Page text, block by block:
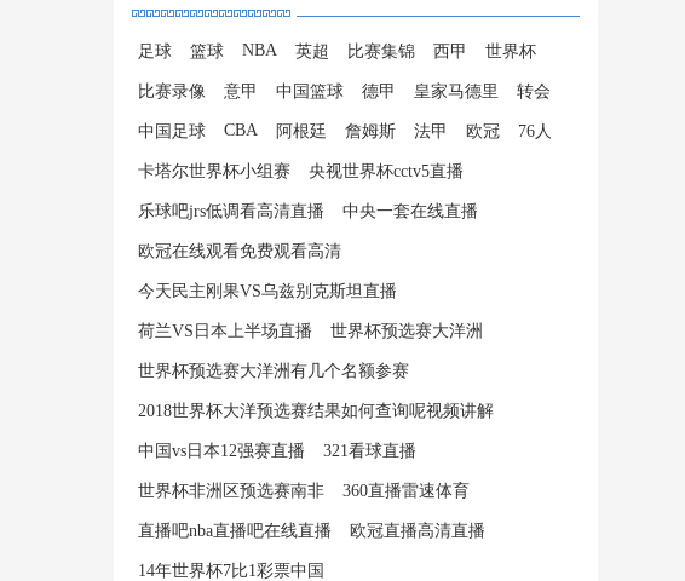
足球 篮球 NBA 英超 比赛集锦 西甲 世界杯
比赛录像 意甲 中国篮球 德甲 皇家马德里 转会
中国足球 CBA 阿根廷 詹姆斯 法甲 欧冠 76人
卡塔尔世界杯小组赛 央视世界杯cctv5直播
乐球吧jrs低调看高清直播 中央一套在线直播
欧冠在线观看免费观看高清
今天民主刚果VS乌兹别克斯坦直播
荷兰VS日本上半场直播 世界杯预选赛大洋洲
世界杯预选赛大洋洲有几个名额参赛
2018世界杯大洋预选赛结果如何查询呢视频讲解
中国vs日本12强赛直播 321看球直播
世界杯非洲区预选赛南非 360直播雷速体育
直播吧nba直播吧在线直播 欧冠直播高清直播
14年世界杯7比1彩票中国